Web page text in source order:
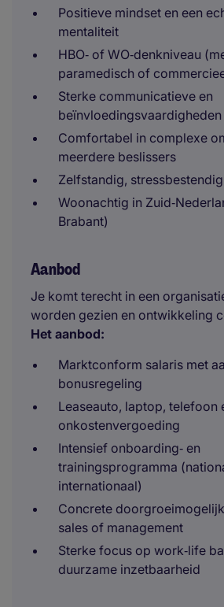
Positieve mindset en een
mentaliteit
HBO‑ of WO‑denkniveau
paramedisch of
Sterke communicatieve en
beïnvloedingsvaardigheden
Comfortabel in complexe
meerdere beslissers
Zelfstandig,
Woonachtig in
Brabant)
Aanbod
Je komt terecht in een
worden gezien en ontwikkeling
Het aanbod:
Marktconform salaris met
bonusregeling
Leaseauto, laptop, telefoon
onkostenvergoeding
Intensief onboarding‑ en
trainingsprogramma
internationaal)
Concrete
sales of management
Sterke focus op work‑life
duurzame inzetbaarheid